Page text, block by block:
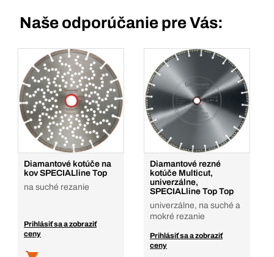
Naše odporúčanie pre Vás:
Diamantové kotúče na
kov SPECIALline Top
na suché rezanie
Prihlásiť sa a zobraziť
ceny
Diamantové rezné
kotúče Multicut,
univerzálne,
SPECIALline Top Top
univerzálne, na suché a
mokré rezanie
Prihlásiť sa a zobraziť
ceny